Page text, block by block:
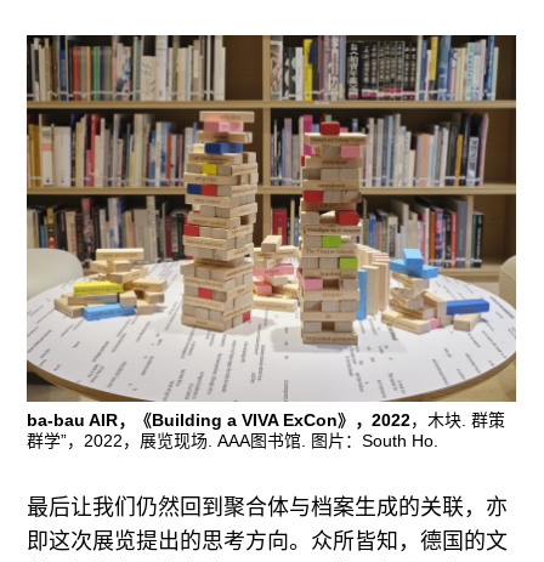
ba-bau AIR，《Building a VIVA ExCon》，2022，木块. 群策
群学”，2022，展览现场. AAA图书馆. 图片：South Ho.
最后让我们仍然回到聚合体与档案生成的关联，亦
即这次展览提出的思考方向。众所皆知，德国的文